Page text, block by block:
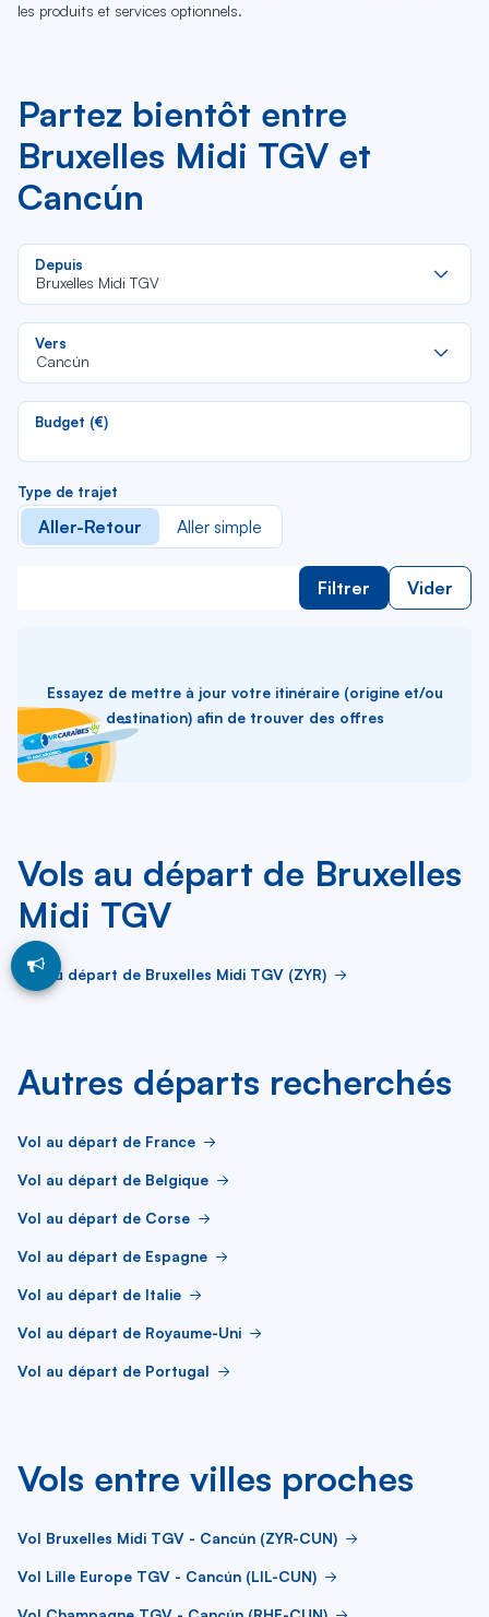
les produits et services optionnels.
Partez bientôt entre
Bruxelles Midi TGV et
Cancún
Depuis
Bruxelles Midi TGV
Vers
Cancún
Budget (€)
Type de trajet
Aller-Retour Aller simple
Filtrer Vider
Essayez de mettre à jour votre itinéraire (origine et/ou
destination) afin de trouver des offres
Vols au départ de Bruxelles
Midi TGV
Vol au départ de Bruxelles Midi TGV (ZYR)
Autres départs recherchés
Vol au départ de France
Vol au départ de Belgique
Vol au départ de Corse
Vol au départ de Espagne
Vol au départ de Italie
Vol au départ de Royaume-Uni
Vol au départ de Portugal
Vols entre villes proches
Vol Bruxelles Midi TGV - Cancún (ZYR-CUN)
Vol Lille Europe TGV - Cancún (LIL-CUN)